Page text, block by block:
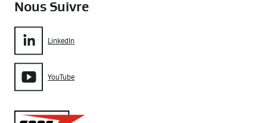
Nous Suivre
LinkedIn
YouTube
Gore